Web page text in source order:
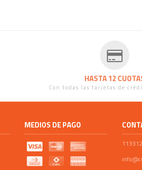
HASTA 12
MEDIOS DE PAGO